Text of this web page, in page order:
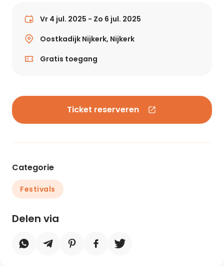
Vr 4 jul. 2025 - Zo 6 jul. 2025
Oostkadijk Nijkerk, Nijkerk
Gratis toegang
Ticket reserveren
Categorie
Festivals
Delen via